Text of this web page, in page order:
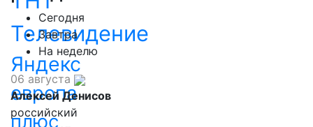
Телевидение
Яндекс
европа
плюс
Сегодня
Завтра
На неделю
06 августа
Алексей Денисов
российский